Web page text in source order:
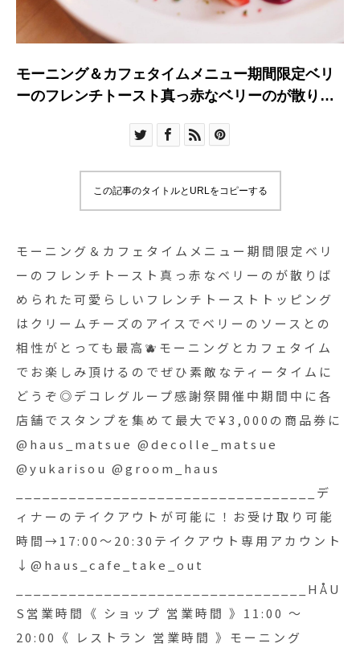
モーニング＆カフェタイムメニュー期間限定ベリ
ーのフレンチトースト真っ赤なベリーのが散りば
はクリームチーズのアイスでベリーのソースとの
でお楽しみ頂けるのでぜひ素敵なティータイムに
@haus_matsue @decolle_matsue @yukarisou
@groom_haus
__________________________________ディナ
↓@haus_cafe_take_out
_________________________________HÅUS営
業時間《 ショップ 営業時間 》11:00 〜 20:00《
レストラン 営業時間 》モーニング9:00〜11:00ラ
ンチ 11:30〜14:00カフェ 14:00〜17:00ディナー
17:00〜21:00（LO20:30） Tel : 0852-61-
#TABLEHAUS#島根#松江#GOTOEat島根#GoTo
チ#lunch#モーニング#松江モーニング#松江ディ
ナー#おしゃれ丼#ドリンク#テイクアウトドリンク
#パフェ#松江パスタ#島根スイーツ#ケーキ#クリ
スマス2020
この記事のタイトルとURLをコピーする
モーニング＆カフェタイムメニュー期間限定ベリ
ーのフレンチトースト真っ赤なベリーのが散りば
められた可愛らしいフレンチトーストトッピング
はクリームチーズのアイスでベリーのソースとの
相性がとっても最高🫐モーニングとカフェタイム
でお楽しみ頂けるのでぜひ素敵なティータイムに
どうぞ️◎デコレグループ感謝祭開催中期間中に各
店舗でスタンプを集めて最大で¥3,000の商品券に
@haus_matsue @decolle_matsue
@yukarisou @groom_haus
__________________________________デ
ィナーのテイクアウトが可能に！お受け取り可能
時間→17:00〜20:30テイクアウト専用アカウント
↓@haus_cafe_take_out
_________________________________HÅU
S営業時間《 ショップ 営業時間 》11:00 〜
20:00《 レストラン 営業時間 》モーニング